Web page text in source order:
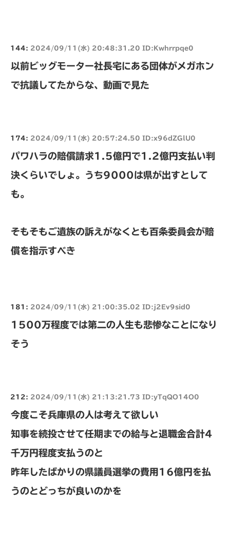
144: 2024/09/11(水) 20:48:31.20 ID:Kwhrrpqe0
以前ビッグモーター社長宅にある団体がメガホン
で抗議してたからな、動画で見た
174: 2024/09/11(水) 20:57:24.50 ID:x96dZGlU0
パワハラの賠償請求1.5億円で1.2億円支払い判
決くらいでしょ。うち9000は県が出すとして
も。
そもそもご遺族の訴えがなくとも百条委員会が賠
償を指示すべき
181: 2024/09/11(水) 21:00:35.02 ID:j2Ev9sid0
1500万程度では第二の人生も悲惨なことになり
そう
212: 2024/09/11(水) 21:13:21.73 ID:yTqQO14O0
今度こそ兵庫県の人は考えて欲しい
知事を続投させて任期までの給与と退職金合計4
千万円程度支払うのと
昨年したばかりの県議員選挙の費用16億円を払
うのとどっちが良いのかを